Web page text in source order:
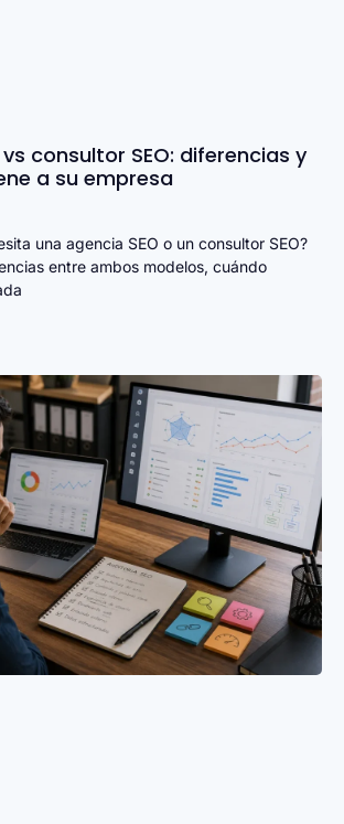
consultor SEO: diferencias y
a su empresa
una agencia SEO o un consultor SEO?
entre ambos modelos, cuándo